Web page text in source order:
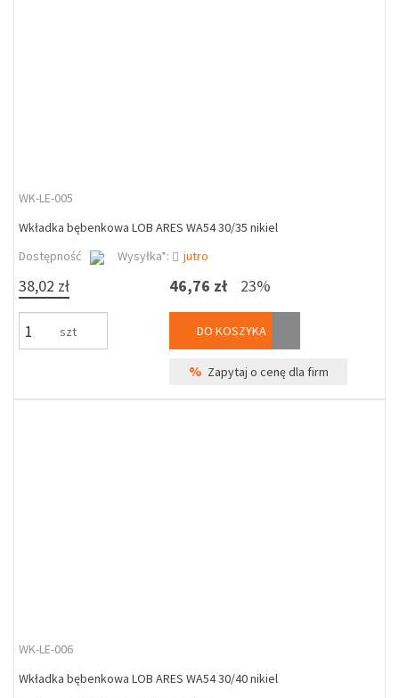
WK-LE-005
Wkładka bębenkowa LOB ARES WA54 30/35 nikiel
Dostępność
Wysyłka*: jutro
38,02 zł
szt
46,76 zł 23%
DO KOSZYKA
% Zapytaj o cenę dla firm
WK-LE-006
Wkładka bębenkowa LOB ARES WA54 30/40 nikiel